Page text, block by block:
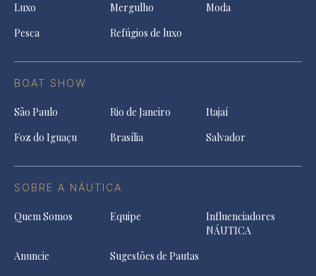
Luxo
Mergulho
Moda
Pesca
Refúgios de luxo
BOAT SHOW
São Paulo Rio de Janeiro
Itajaí
Foz do Iguaçu
Brasília Salvador
SOBRE A NÁUTICA
Quem Somos Equipe
Influenciadores
NÁUTICA
Anuncie
Sugestões de Pautas